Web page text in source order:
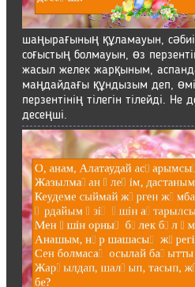
шаңырағының құламауын,
соғыстың болмауын, өз
жасыл желек жарқыным,
маңдайдағы құндызым деп,
перзентінің тілегін тілейді. Не
десеңші.